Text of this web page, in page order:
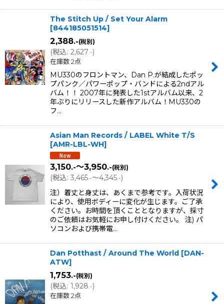
The Stitch Up / Set Your Alarm
[844185051514]
2,388.-(税別)
(税込: 2,627.-)
在庫数 2点
MU330のフロントマン、Dan P.が結成したポッ
プパンク／パワーポップ・バンドによる2ndアル
バム！！ 2007年に発表した1stアルバム以来、2
年ぶりにリリースした新作アルバム！MU330の
フ…
Asian Man Records / LABEL White T/S
[AMR-LBL-WH]
3,150.-～3,950.-(税別)
(税込: 3,465.-～4,345.-)
注）着丈と身丈は、あくまで参考です。入荷状況
により、使用ボディーに変化が生じます。ご了承
ください。お時間を頂くこととなりますが、採寸
のご依頼はお気軽にお申し付けください。 注) パ
ソコンおよび携帯電…
Dan Potthast / Around The World [DAN-
ATW]
1,753.-(税別)
(税込: 1,928.-)
在庫数 2点